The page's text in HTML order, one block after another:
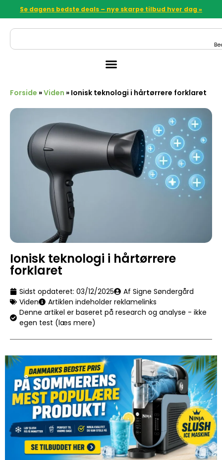
Se dagens bedste deals – nye skarpe tilbud hver dag »
Forside »Viden » Ionisk teknologi i hårtørrere forklaret
Ionisk teknologi i hårtørrere
forklaret
Sidst opdateret: 03/12/2025
Af Signe Søndergård
Viden
Artiklen indeholder reklamelinks
Denne artikel er baseret på research og analyse - ikke
egen test (læs mere)